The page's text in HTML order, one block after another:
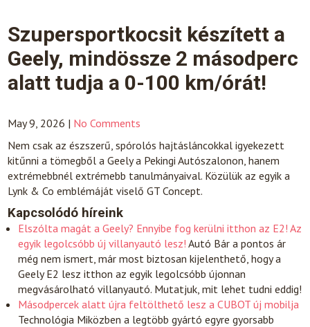
Szupersportkocsit készített a
Geely, mindössze 2 másodperc
alatt tudja a 0-100 km/órát!
May 9, 2026 | No Comments
Nem csak az észszerű, spórolós hajtásláncokkal igyekezett
kitűnni a tömegből a Geely a Pekingi Autószalonon, hanem
extrémebbnél extrémebb tanulmányaival. Közülük az egyik a
Lynk & Co emblémáját viselő GT Concept.
Kapcsolódó híreink
Elszólta magát a Geely? Ennyibe fog kerülni itthon az E2! Az
egyik legolcsóbb új villanyautó lesz! Autó Bár a pontos ár
még nem ismert, már most biztosan kijelenthető, hogy a
Geely E2 lesz itthon az egyik legolcsóbb újonnan
megvásárolható villanyautó. Mutatjuk, mit lehet tudni eddig!
Másodpercek alatt újra feltölthető lesz a CUBOT új mobilja
Technológia Miközben a legtöbb gyártó egyre gyorsabb